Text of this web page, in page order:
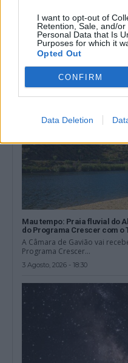
I want to opt-out of
Retention, Sale, and/
Personal Data that Is
Purposes for which it
Opted Out
CONFIRM
Data Deletion
O Alentejo foi selecionado
categoria «Sustainable Food
5 Agosto, 2026 - 17:30
Mau tempo: Praia fluvial do
do Programa Crescer com o
A Câmara de Gavião vai
Programa Crescer...
3 Agosto, 2026 - 18:30